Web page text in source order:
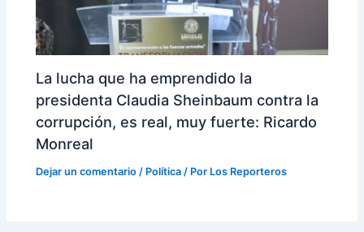
La lucha que ha emprendido la
presidenta Claudia Sheinbaum contra la
corrupción, es real, muy fuerte: Ricardo
Monreal
Dejar un comentario / Política / Por Los Reporteros